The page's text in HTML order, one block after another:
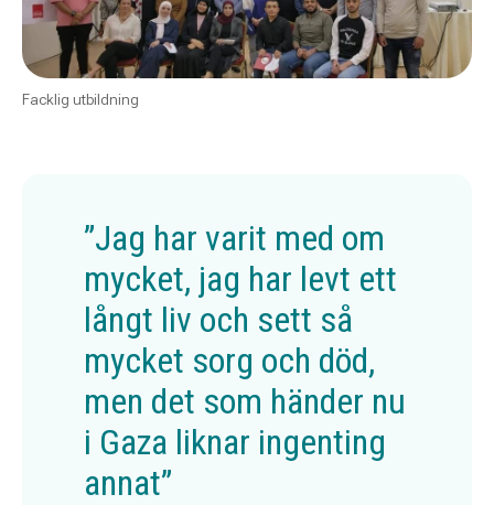
Facklig utbildning
”Jag har varit med om
mycket, jag har levt ett
långt liv och sett så
mycket sorg och död,
men det som händer nu
i Gaza liknar ingenting
annat”